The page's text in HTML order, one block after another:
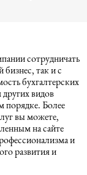
сотрудничать
так и с
бухгалтерских
видов
порядке. Более
вы можете,
на сайте
и
развития и